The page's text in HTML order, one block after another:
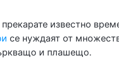
известно
се нуждаят от
и плашещо.